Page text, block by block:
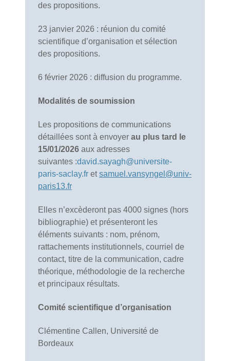
des propositions.
23 janvier 2026 : réunion du comité
scientifique d’organisation et sélection
des propositions.
6 février 2026 : diffusion du programme.
Modalités de soumission
Les propositions de communications
détaillées sont à envoyer au plus tard le
15/01/2026 aux adresses
suivantes :david.sayagh@universite-
paris-saclay.fr etsamuel.vansyngel@univ-
paris13.fr
Elles n’excèderont pas 4000 signes (hors
bibliographie) et présenteront les
éléments suivants : nom, prénom,
rattachements institutionnels, courriel de
contact, titre de la communication, cadre
théorique, méthodologie de la recherche
et principaux résultats.
Comité scientifique d’organisation
Clémentine Callen, Université de
Bordeaux